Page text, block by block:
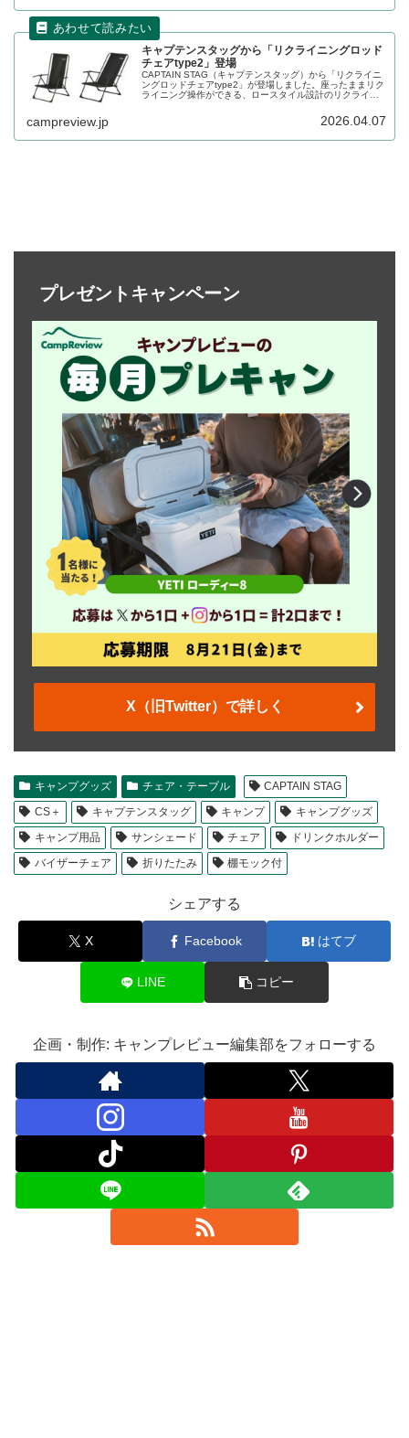
キャプテンスタッグから「リクライニングロッド
チェアtype2」登場
CAPTAIN STAG（キャプテンスタッグ）から「リクライニ
ングロッドチェアtype2」が登場しました。座ったままリク
ライニング操作ができる、ロースタイル設計のリクライニ
き、焚き火やくつろぎ時間をより快適に楽しめます。詳細
campreview.jp 2026.04.07
プレゼントキャンペーン
X（旧Twitter）で詳しく
キャンプグッズ チェア・テーブル
CAPTAIN STAG
CS＋
キャプテンスタッグ キャンプ
キャンプグッズ
キャンプ用品
サンシェード チェア
ドリンクホルダー
バイザーチェア
折りたたみ 棚モック付
シェアする
X Facebook はてブ
LINE コピー
企画・制作: キャンプレビュー編集部をフォローする